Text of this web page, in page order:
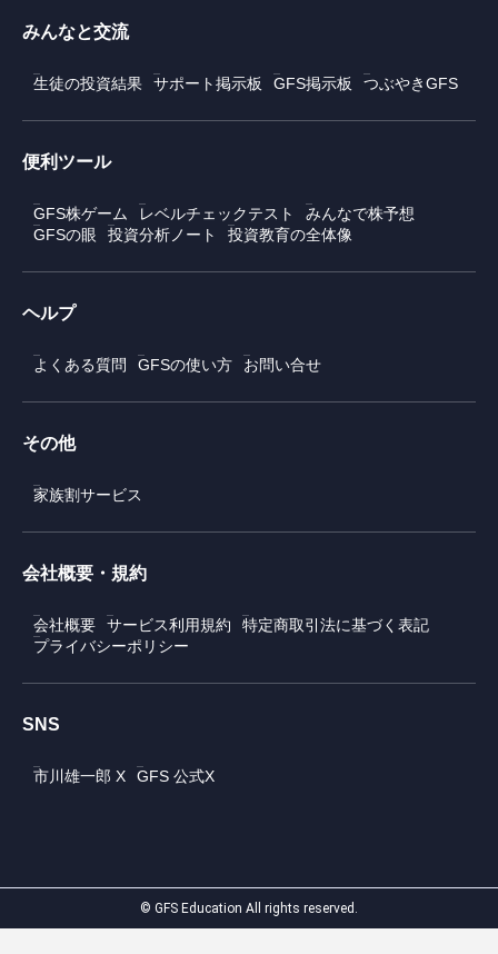
みんなと交流
生徒の投資結果 サポート掲示板 GFS掲示板 つぶやきGFS
便利ツール
GFS株ゲーム レベルチェックテスト
みんなで株予想
GFSの眼
投資分析ノート 投資教育の全体像
ヘルプ
よくある質問 GFSの使い方 お問い合せ
その他
家族割サービス
会社概要・規約
会社概要 サービス利用規約
特定商取引法に基づく表記
プライバシーポリシー
SNS
市川雄一郎 X GFS 公式X
© GFS Education All rights reserved.